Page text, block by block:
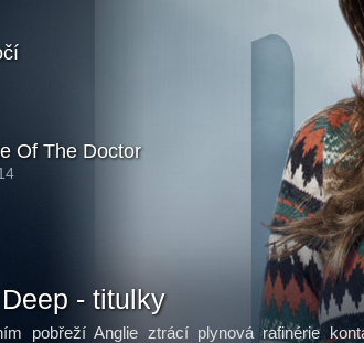
Of The Doctor
- titulky
pobřeží Anglie ztrácí plynová rafinérie